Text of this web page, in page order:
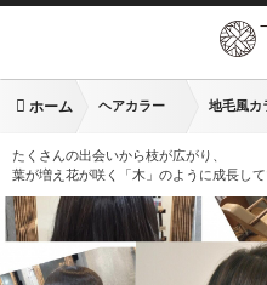
ホーム ヘアカラー 地毛風カ
たくさんの出会いから枝が広がり、
葉が増え花が咲く「木」のように成長して